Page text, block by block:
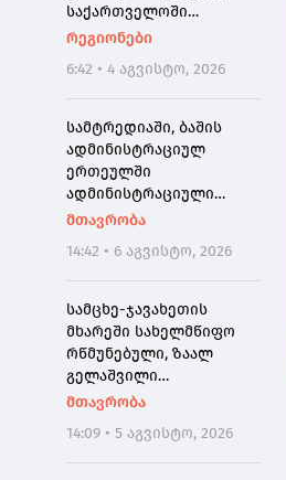
საქართველოში
პირველად ნეოკესარიის
მონეტა აღმოაჩინეს
რეგიონები
6:42 • 4 აგვისტო, 2026
სამტრედიაში, ბაშის
ადმინისტრაციულ
ერთეულში
ადმინისტრაციული
შენობის რეაბილიტაცია
კულტურის ცენტრი კი
სრულად განახლდა
მთავრობა
14:42 • 6 აგვისტო, 2026
სამცხე-ჯავახეთის
მხარეში სახელმწიფო
რწმუნებული, ზაალ
გელაშვილი
გარდაიცვალა
მთავრობა
14:09 • 5 აგვისტო, 2026